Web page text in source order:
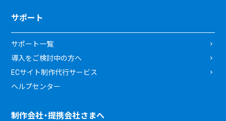
サポート
サポート一覧
導入をご検討中の方へ
ECサイト制作代行サービス
ヘルプセンター
制作会社・提携会社さまへ